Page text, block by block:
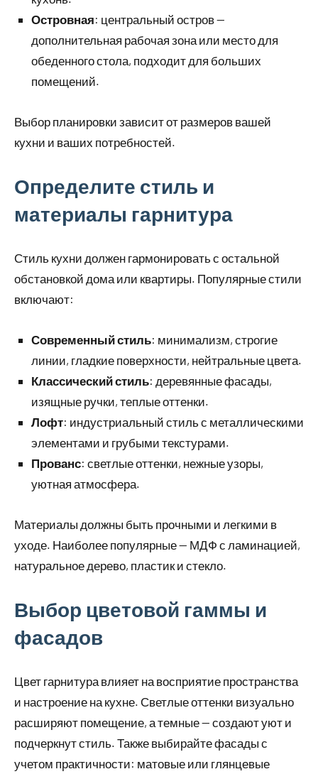
Островная: центральный остров —
дополнительная рабочая зона или место для
обеденного стола, подходит для больших
помещений.
Выбор планировки зависит от размеров вашей
кухни и ваших потребностей.
Определите стиль и
материалы гарнитура
Стиль кухни должен гармонировать с остальной
обстановкой дома или квартиры. Популярные стили
включают:
Современный стиль: минимализм, строгие
линии, гладкие поверхности, нейтральные цвета.
Классический стиль: деревянные фасады,
изящные ручки, теплые оттенки.
Лофт: индустриальный стиль с металлическими
элементами и грубыми текстурами.
Прованс: светлые оттенки, нежные узоры,
уютная атмосфера.
Материалы должны быть прочными и легкими в
уходе. Наиболее популярные — МДФ с ламинацией,
натуральное дерево, пластик и стекло.
Выбор цветовой гаммы и
фасадов
Цвет гарнитура влияет на восприятие пространства
и настроение на кухне. Светлые оттенки визуально
расширяют помещение, а темные — создают уют и
подчеркнут стиль. Также выбирайте фасады с
учетом практичности: матовые или глянцевые